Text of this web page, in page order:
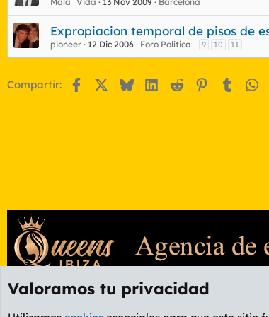
Expropiacion temporal de pisos de
pioneer 12 Dic 2006 Foro Política 9 10 11
Compartir: FacebookBlueskyLinkedIn
Reddit Pinterest
Tumblr
Foros +18
Valoramos tu privacidad